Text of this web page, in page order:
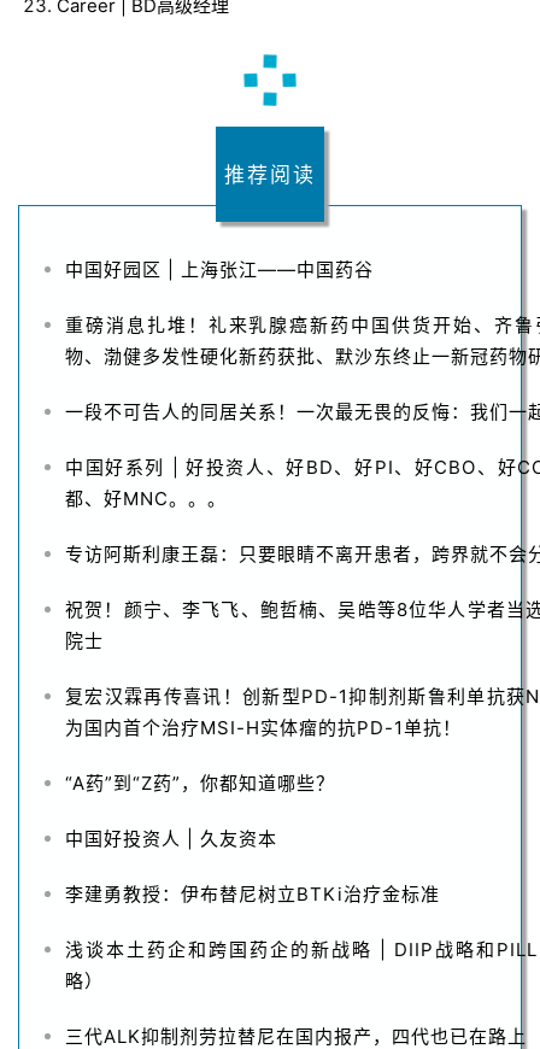
Career | BD高级经理
推荐阅读
中国好园区 | 上海张江——中国药谷
重磅消息扎堆！礼来乳腺癌新药中国供货开始、齐
物、渤健多发性硬化新药获批、默沙东终止一新冠药物
一段不可告人的同居关系！一次最无畏的反悔：我们一
中国好系列 | 好投资人、好BD、好PI、好CBO、好
都、好MNC。。。
专访阿斯利康王磊：只要眼睛不离开患者，跨界就不会
祝贺！颜宁、李飞飞、鲍哲楠、吴皓等8位华人学者当
院士
复宏汉霖再传喜讯！创新型PD-1抑制剂斯鲁利单抗获
为国内首个治疗MSI-H实体瘤的抗PD-1单抗！
“A药”到“Z药”，你都知道哪些？
中国好投资人 | 久友资本
李建勇教授：伊布替尼树立BTKi治疗金标准
浅谈本土药企和跨国药企的新战略 | DIIP战略和
略）
三代ALK抑制剂劳拉替尼在国内报产，四代也已在路上